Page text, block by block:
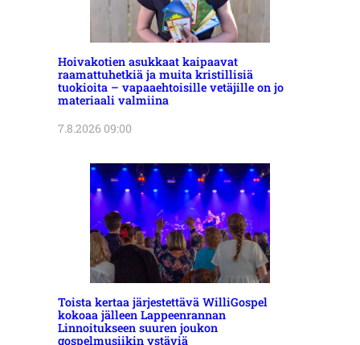
Hoivakotien asukkaat kaipaavat
raamattuhetkiä ja muita kristillisiä
tuokioita – vapaaehtoisille vetäjille on jo
materiaali valmiina
7.8.2026 09:00
Toista kertaa järjestettävä WilliGospel
kokoaa jälleen Lappeenrannan
Linnoitukseen suuren joukon
gospelmusiikin ystäviä